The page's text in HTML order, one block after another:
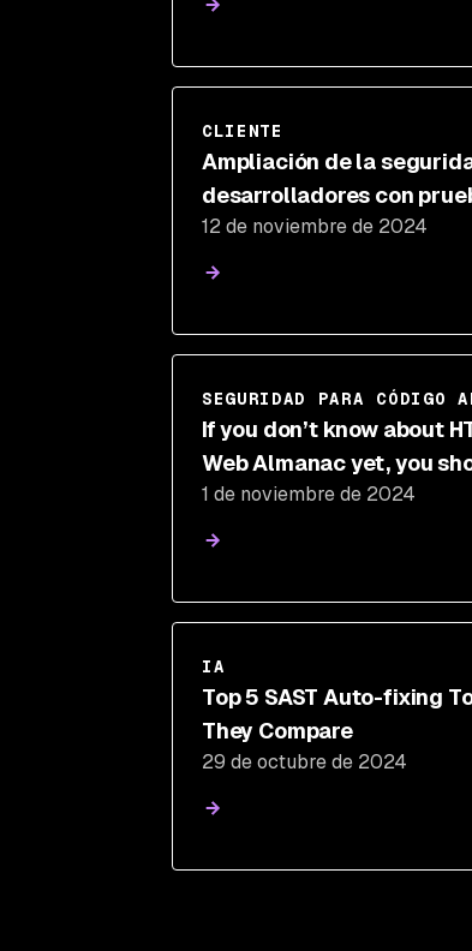
CLIENTE
Ampliación de la
desarrolladores con
orientadas a los
12 de noviembre de 2024
SEGURIDAD PARA CÓDIGO
If you don’t know about
Web Almanac yet, you
1 de noviembre de 2024
IA
Top 5 SAST Auto-fixing
They Compare
29 de octubre de 2024